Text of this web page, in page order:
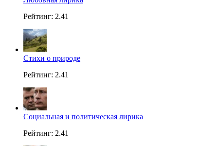
Рейтинг: 2.41
Стихи о природе
Рейтинг: 2.41
Социальная и политическая лирика
Рейтинг: 2.41